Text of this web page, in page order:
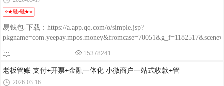
⭐★融e融★⭐
易钱包-下载：https://a.app.qq.com/o/simple.jsp?
POS：http://oss.flmyzf.com/yzf/html/regist/index.html?phone=%E4%
15378241
老板管账 支付+开票+金融一体化 小微商户一站式收款+管
2026-03-16